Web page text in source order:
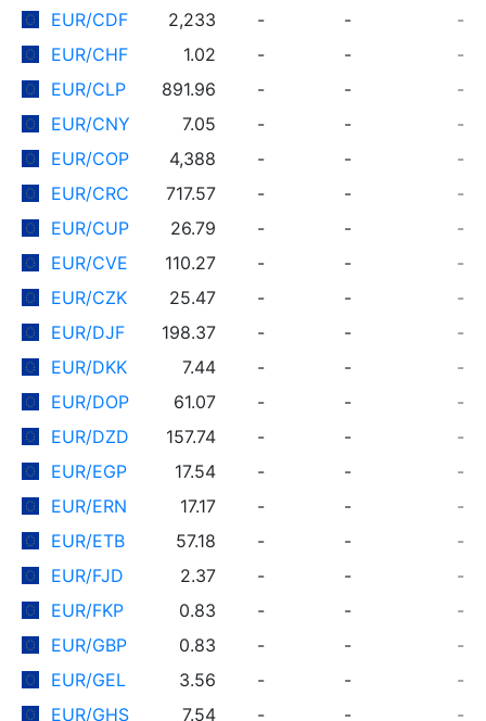
EUR/CDF
2,233 - -
-
EUR/CHF
1.02 - -
-
EUR/CLP
891.96 - -
-
EUR/CNY
7.05 - -
-
EUR/COP
4,388 - -
-
EUR/CRC
717.57 - -
-
EUR/CUP
26.79 - -
-
EUR/CVE
110.27 - -
-
EUR/CZK
25.47 - -
-
EUR/DJF
198.37 - -
-
EUR/DKK
7.44 - -
-
EUR/DOP
61.07 - -
-
EUR/DZD
157.74 - -
-
EUR/EGP
17.54 - -
-
EUR/ERN
17.17 - -
-
EUR/ETB
57.18 - -
-
EUR/FJD
2.37 - -
-
EUR/FKP
0.83 - -
-
EUR/GBP
0.83 - -
-
EUR/GEL
3.56 - -
-
EUR/GHS
7.54 - -
-